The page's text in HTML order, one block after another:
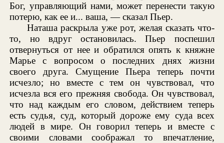
Бог, управляющий нами, может перенести такую
потерю, как ее и... ваша, — сказал Пьер.
Наташа раскрыла уже рот, желая сказать что-
то, но вдруг остановилась. Пьер поспешил
отвернуться от нее и обратился опять к княжне
Марье с вопросом о последних днях жизни
своего друга. Смущение Пьера теперь почти
исчезло; но вместе с тем он чувствовал, что
исчезла вся его прежняя свобода. Он чувствовал,
что над каждым его словом, действием теперь
есть судья, суд, который дороже ему суда всех
людей в мире. Он говорил теперь и вместе с
своими словами соображал то впечатление,